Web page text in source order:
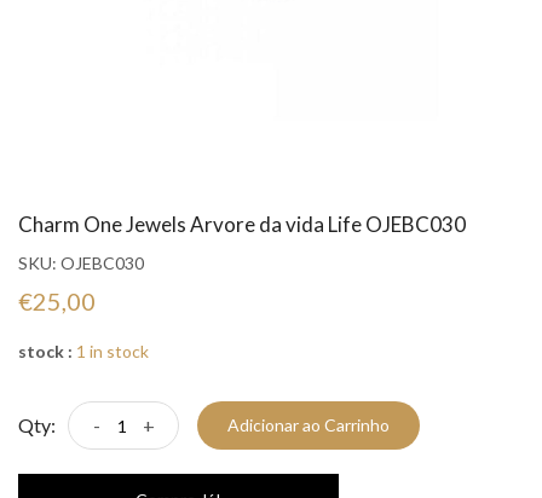
Charm One Jewels Arvore da vida Life OJEBC030
SKU: OJEBC030
€25,00
stock : 1 in stock
Qty: - + Adicionar ao Carrinho